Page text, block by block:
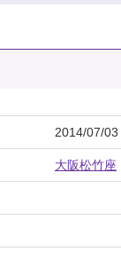
2014/07/
大阪松竹座